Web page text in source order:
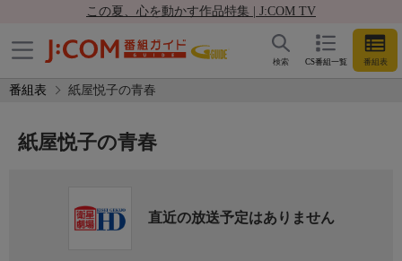
この夏、心を動かす作品特集 | J:COM TV
CS番組一覧 番組表
検索
番組表 紙屋悦子の青春
紙屋悦子の青春
直近の放送予定はありません